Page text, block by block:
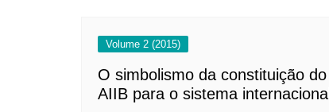
Volume 2 (2015)
O simbolismo da constituição do
AIIB para o sistema internacional